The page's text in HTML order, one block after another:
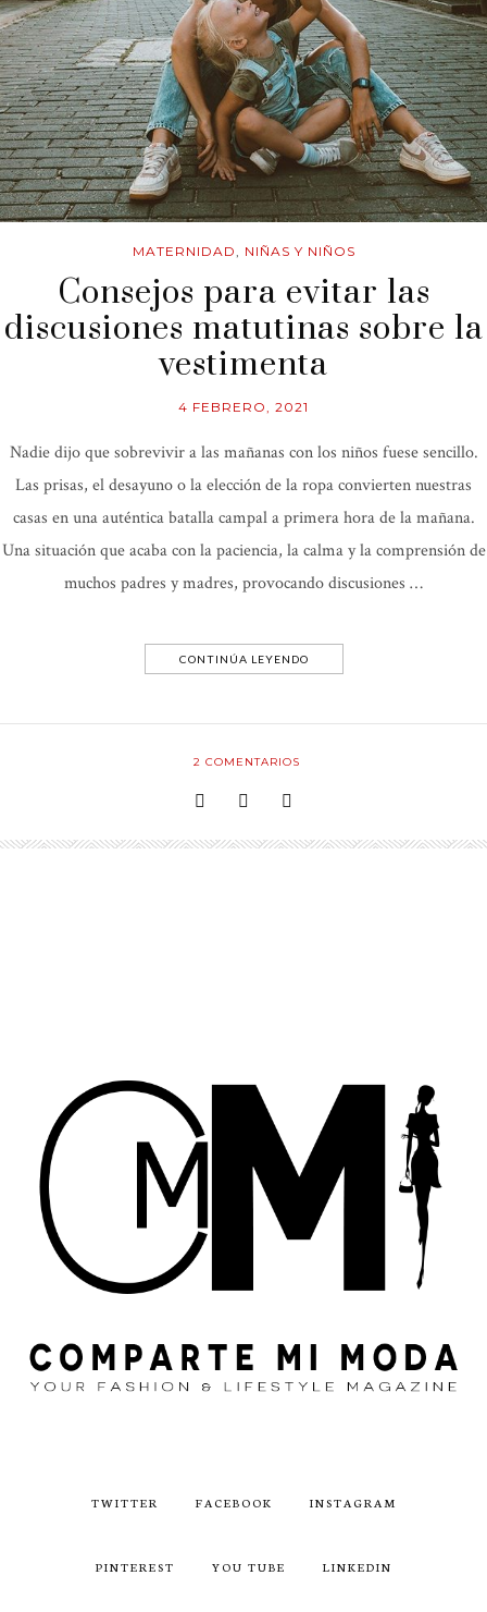
MATERNIDAD, NIÑAS Y NIÑOS
Consejos para evitar las
discusiones matutinas sobre la
vestimenta
4 FEBRERO, 2021
Nadie dijo que sobrevivir a las mañanas con los niños fuese sencillo.
Las prisas, el desayuno o la elección de la ropa convierten nuestras
casas en una auténtica batalla campal a primera hora de la mañana.
Una situación que acaba con la paciencia, la calma y la comprensión de
muchos padres y madres, provocando discusiones …
CONTINÚA LEYENDO
2 COMENTARIOS
TWITTER FACEBOOK INSTAGRAM
PINTEREST YOU TUBE LINKEDIN